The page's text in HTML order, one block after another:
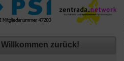
Willkommen zurück!